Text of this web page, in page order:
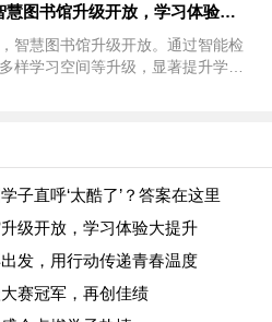
校园新变化！智慧图书馆升级开放，学习体验大提升
智慧图书馆升级开放。通过智能检
样学习空间等升级，显著提升学生
子直呼‘太酷了’？答案在这里
级开放，学习体验大提升
发，用行动传递青春温度
赛冠军，再创佳绩